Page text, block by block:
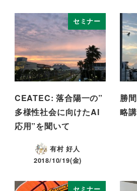
セミナー
CEATEC: 落合陽一の”
多様性社会に向けたAI
応用”を聞いて
有村 好人
2018/10/19(金)
勝
略
セミナー